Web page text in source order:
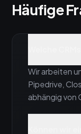
Häufige
Wir arbeiten
Pipedrive,
abhängig von